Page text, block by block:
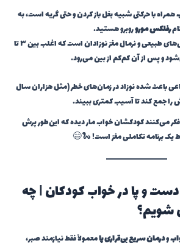
همراه با حرکتی شبیه بغل باز کردن و حتی گریه است، به
رفلکس موروروبرو هستید.
این رفلکس، از جمله واکنش‌های طبیعی و نرمال مغز نوزادان است که اغلب بین ۳ تا
باعث شده نوزاد در زمان‌های خطر (مثل هزاران سال
جمع کند تا آسیب کمتری ببیند.
می‌کنند کودکشان خواب مار دیده که این‌طور پرش
یک برنامه تکاملی مغز است! 🐍😄
و پا در خواب کودکان | چه
شویم؟
ودرمان سریع بی‌قراری پامعمولاً فقط نیازمند صبر،